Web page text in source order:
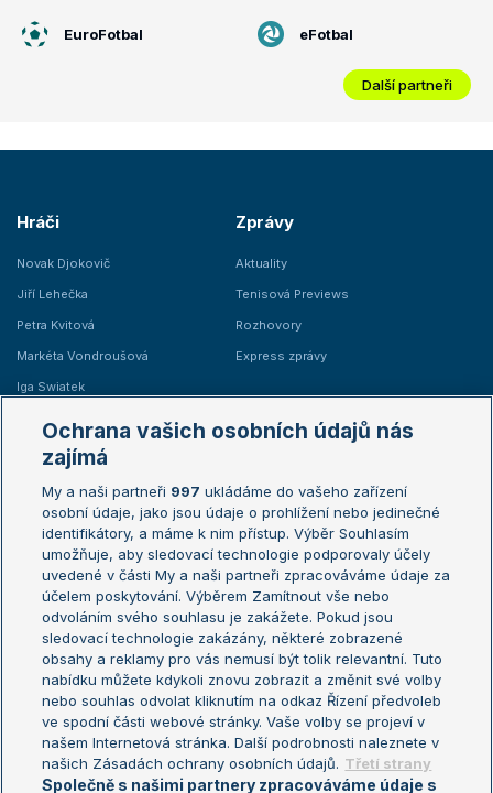
EuroFotbal eFotbal
Další partneři
Hráči
Novak Djokovič
Jiří Lehečka
Petra Kvitová
Markéta Vondroušová
Iga Swiatek
Zprávy
Aktuality
Tenisová Previews
Rozhovory
Express zprávy
Žebříčky
Žebříček ATP (muži)
Žebříček WTA (ženy)
Sázkařský žebříček
Australian Open
French Open
Wimbledon
US Open
Turnaj mistrů
Turnaj mistryň
Aktualní trendy
Fotbalové přestupy
Livesport Daily
LS Prague Open
Ochrana vašich osobních údajů nás
zajímá
My a naši partneři 997 ukládáme do vašeho zařízení
osobní údaje, jako jsou údaje o prohlížení nebo jedinečné
identifikátory, a máme k nim přístup. Výběr Souhlasím
umožňuje, aby sledovací technologie podporovaly účely
uvedené v části My a naši partneři zpracováváme údaje za
účelem poskytování. Výběrem Zamítnout vše nebo
odvoláním svého souhlasu je zakážete. Pokud jsou
sledovací technologie zakázány, některé zobrazené
obsahy a reklamy pro vás nemusí být tolik relevantní. Tuto
nabídku můžete kdykoli znovu zobrazit a změnit své volby
nebo souhlas odvolat kliknutím na odkaz Řízení předvoleb
ve spodní části webové stránky. Vaše volby se projeví v
našem Internetová stránka. Další podrobnosti naleznete v
našich Zásadách ochrany osobních údajů. Třetí strany
Společně s našimi partnery zpracováváme údaje s